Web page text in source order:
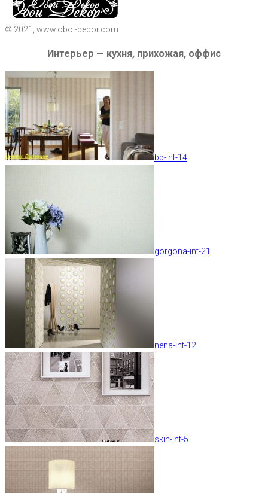
© 2021, www.oboi-decor.com
Интерьер — кухня, прихожая, оффис
bb-int-14
gorgona-int-21
nena-int-12
skin-int-5